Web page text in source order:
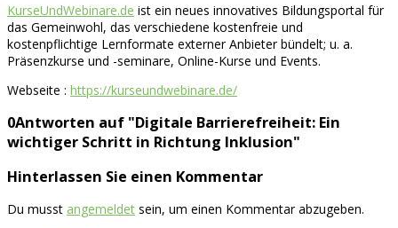
KurseUndWebinare.de ist ein neues innovatives Bildungsportal für
das Gemeinwohl, das verschiedene kostenfreie und
kostenpflichtige Lernformate externer Anbieter bündelt; u. a.
Präsenzkurse und -seminare, Online-Kurse und Events.
Webseite : https://kurseundwebinare.de/
0Antworten auf "Digitale Barrierefreiheit: Ein
wichtiger Schritt in Richtung Inklusion"
Hinterlassen Sie einen Kommentar
Du musst angemeldet sein, um einen Kommentar abzugeben.